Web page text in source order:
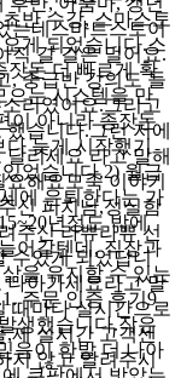
는데스마트스토어
직 갈 길은 멀어요.
, 중급반 강의도 들
리였어요.그리고
습니다.그런 저에
리세요 라고 말해
해요모죽 이야기
신 피치님,성실함
주신 라쀼라쀼 선
수있게 되었답니
나아가세요라고 말
때마다 실시간으로
제 실시간 고객센
지 않고 알려주시
반 수강, 스마스토
게 되었습니다.스
잣돈 더 빠르게 확
으는 시스템을 만
이 아니라 종잣돈
늦게 시작했기
었습니다.2) 월급
에 은퇴한다는 가
년정도 밖에
어갈텐데, 직장과
을 유지할 수 있는
주문 인증 후기9
생했습니다.작은
음이 한발 더 나아